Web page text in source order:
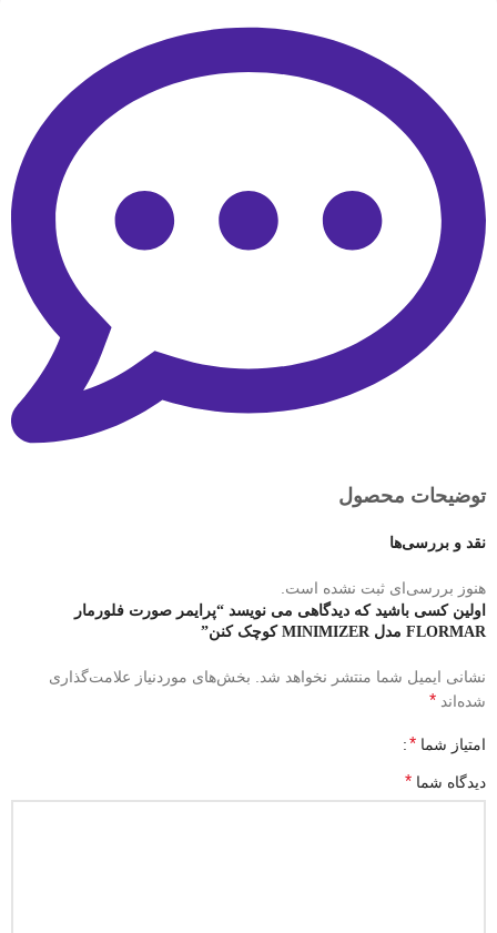
توضیحات محصول
نقد و بررسی‌ها
هنوز بررسی‌ای ثبت نشده است.
اولین کسی باشید که دیدگاهی می نویسد “پرایمر صورت فلورمار
FLORMAR مدل MINIMIZER کوچک کنن”
نشانی ایمیل شما منتشر نخواهد شد. بخش‌های موردنیاز علامت‌گذاری
شده‌اند *
امتیاز شما *
دیدگاه شما *